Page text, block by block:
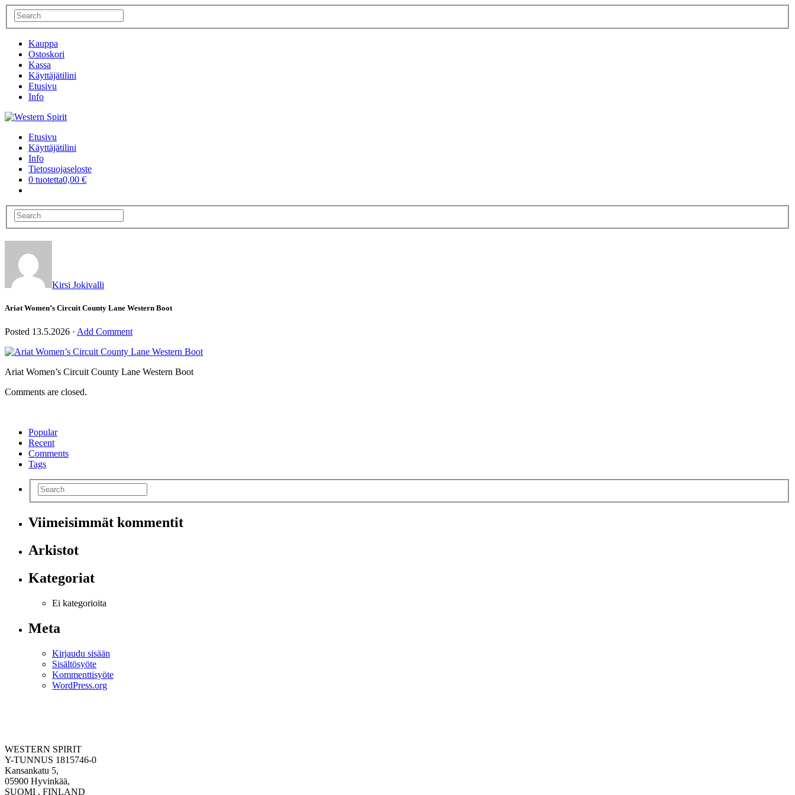
Kauppa
Ostoskori
Kassa
Käyttäjätilini
Etusivu
Info
Etusivu
Käyttäjätilini
Info
Tietosuojaseloste
0 tuotetta0,00 €
Kirsi Jokivalli
Ariat Women’s Circuit County Lane Western Boot
Posted 13.5.2026 · Add Comment
Ariat Women’s Circuit County Lane Western Boot
Comments are closed.
Popular
Recent
Comments
Tags
Viimeisimmät kommentit
Arkistot
Kategoriat
Ei kategorioita
Meta
Kirjaudu sisään
Sisältösyöte
Kommenttisyöte
WordPress.org
WESTERN SPIRIT
Y-TUNNUS 1815746-0
Kansankatu 5,
05900 Hyvinkää,
SUOMI , FINLAND